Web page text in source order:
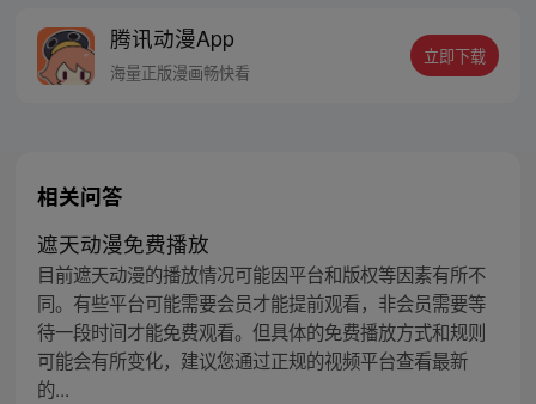
腾讯动漫App
海量正版漫画畅快看
立即下载
相关问答
遮天动漫免费播放
目前遮天动漫的播放情况可能因平台和版权等因素有所不
同。有些平台可能需要会员才能提前观看，非会员需要等
待一段时间才能免费观看。但具体的免费播放方式和规则
可能会有所变化，建议您通过正规的视频平台查看最新
的...